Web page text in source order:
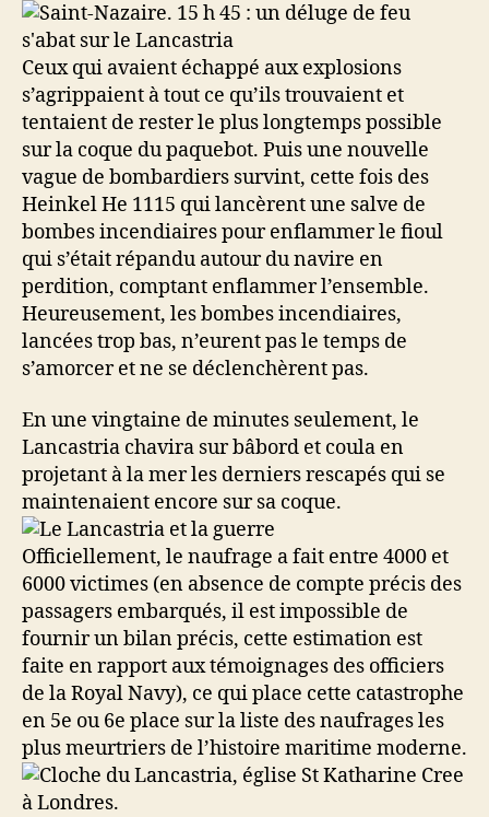
Ceux qui avaient échappé aux explosions
s’agrippaient à tout ce qu’ils trouvaient et
tentaient de rester le plus longtemps possible
sur la coque du paquebot. Puis une nouvelle
vague de bombardiers survint, cette fois des
Heinkel He 1115 qui lancèrent une salve de
bombes incendiaires pour enflammer le fioul
qui s’était répandu autour du navire en
perdition, comptant enflammer l’ensemble.
Heureusement, les bombes incendiaires,
lancées trop bas, n’eurent pas le temps de
s’amorcer et ne se déclenchèrent pas.
En une vingtaine de minutes seulement, le
Lancastria chavira sur bâbord et coula en
projetant à la mer les derniers rescapés qui se
maintenaient encore sur sa coque.
Officiellement, le naufrage a fait entre 4000 et
6000 victimes (en absence de compte précis des
passagers embarqués, il est impossible de
fournir un bilan précis, cette estimation est
faite en rapport aux témoignages des officiers
de la Royal Navy), ce qui place cette catastrophe
en 5e ou 6e place sur la liste des naufrages les
plus meurtriers de l’histoire maritime moderne.